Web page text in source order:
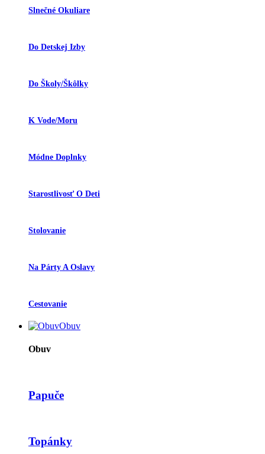
Slnečné Okuliare
Do Detskej Izby
Do Školy/škôlky
K Vode/moru
Módne Doplnky
Starostlivosť O Deti
Stolovanie
Na Párty A Oslavy
Cestovanie
Obuv
Obuv
Papuče
Topánky